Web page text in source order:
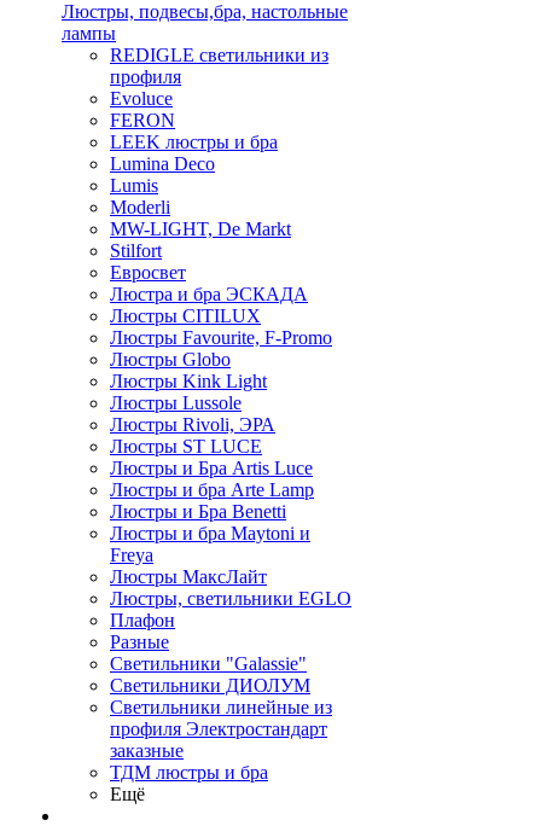
Люстры, подвесы,бра, настольные
лампы
REDIGLE светильники из
профиля
Evoluce
FERON
LEEK люстры и бра
Lumina Deco
Lumis
Moderli
MW-LIGHT, De Markt
Stilfort
Евросвет
Люстра и бра ЭСКАДА
Люстры CITILUX
Люстры Favourite, F-Promo
Люстры Globo
Люстры Kink Light
Люстры Lussole
Люстры Rivoli, ЭРА
Люстры ST LUCE
Люстры и Бра Artis Luce
Люстры и бра Arte Lamp
Люстры и Бра Benetti
Люстры и бра Maytoni и
Freya
Люстры МаксЛайт
Люстры, светильники EGLO
Плафон
Разные
Светильники "Galassie"
Светильники ДИОЛУМ
Светильники линейные из
профиля Электростандарт
заказные
ТДМ люстры и бра
Ещё